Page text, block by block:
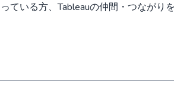
ている方、Tableauの仲間・つながり